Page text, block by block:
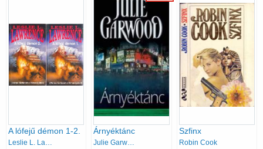
A lófejű démon 1-2.
Leslie L. Lawrence
Árnyéktánc
Julie Garwood
Szfinx
Robin Cook